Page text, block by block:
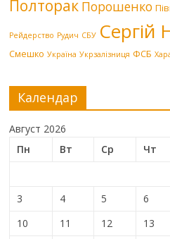
Полторак Порошенко
Рейдерство Рудич СБУ Сергій
Смешко Україна Укрзалізниця ФСБ
Календар
Август 2026
Пн
Вт Ср Чт
3
4 5 6
10
11 12 13